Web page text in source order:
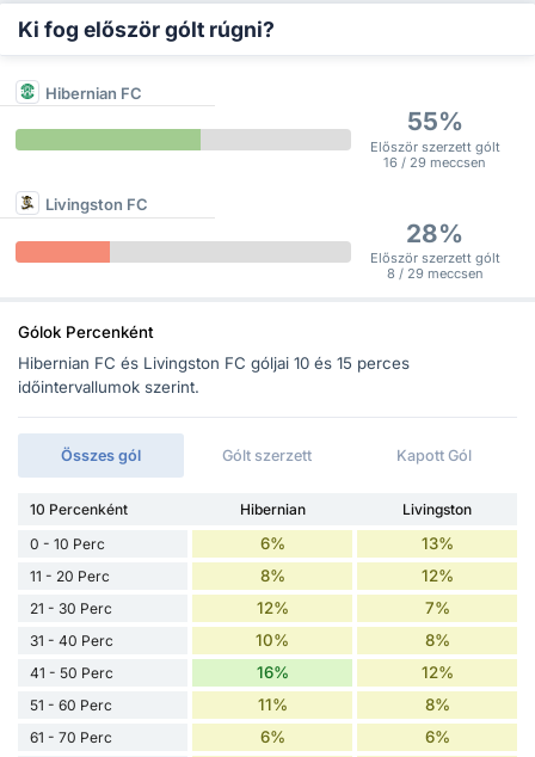
Ki fog először gólt rúgni?
Hibernian FC
55%
Először szerzett gólt
16 / 29 meccsen
Livingston FC
28%
Először szerzett gólt
8 / 29 meccsen
Gólok Percenként
Hibernian FC és Livingston FC góljai 10 és 15 perces
időintervallumok szerint.
Összes gól Gólt szerzett Kapott Gól
10 Percenként Hibernian
Livingston
0 - 10 Perc
6% 13%
11 - 20 Perc 8% 12%
21 - 30 Perc 12% 7%
31 - 40 Perc 10% 8%
41 - 50 Perc 16% 12%
51 - 60 Perc 11% 8%
61 - 70 Perc 6% 6%